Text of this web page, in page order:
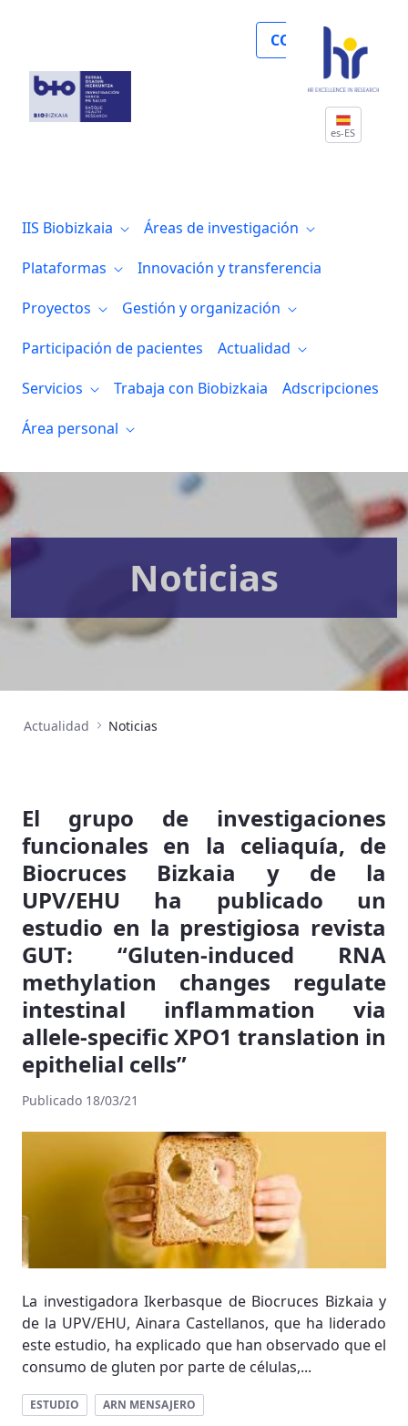
COLABORA
es-ES
IIS Biobizkaia
Áreas de investigación
Plataformas
Innovación y transferencia
Proyectos
Gestión y organización
Participación de pacientes
Actualidad
Servicios
Trabaja con Biobizkaia
Adscripciones
Área personal
Noticias
Actualidad Noticias
El grupo de investigaciones
funcionales en la celiaquía, de
Biocruces Bizkaia y de la
UPV/EHU ha publicado un
estudio en la prestigiosa revista
GUT: “Gluten-induced RNA
methylation changes regulate
intestinal inflammation via
allele-specific XPO1 translation in
epithelial cells”
Publicado 18/03/21
La investigadora Ikerbasque de Biocruces Bizkaia y
de la UPV/EHU, Ainara Castellanos, que ha liderado
este estudio, ha explicado que han observado que el
consumo de gluten por parte de células,...
ESTUDIO ARN MENSAJERO